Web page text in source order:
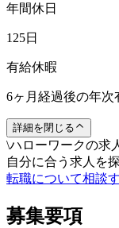
年間休日
125日
有給休暇
6ヶ月経過後の年
詳細を閉じる
\ハローワークの求
自分に合う求人を
転職について相談
募集要項